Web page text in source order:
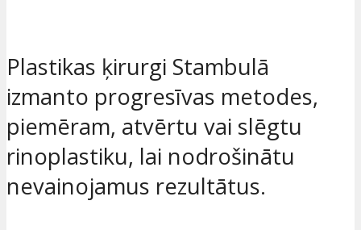
Plastikas ķirurgi Stambulā
izmanto progresīvas metodes,
piemēram, atvērtu vai slēgtu
rinoplastiku, lai nodrošinātu
nevainojamus rezultātus.